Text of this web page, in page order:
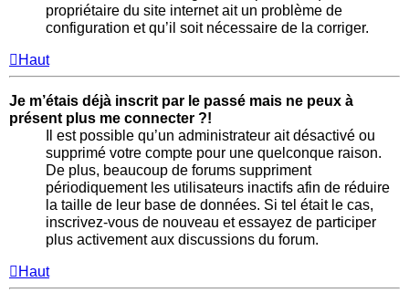
propriétaire du site internet ait un problème de
configuration et qu’il soit nécessaire de la corriger.
Haut
Je m’étais déjà inscrit par le passé mais ne peux à
présent plus me connecter ?!
Il est possible qu’un administrateur ait désactivé ou
supprimé votre compte pour une quelconque raison.
De plus, beaucoup de forums suppriment
périodiquement les utilisateurs inactifs afin de réduire
la taille de leur base de données. Si tel était le cas,
inscrivez-vous de nouveau et essayez de participer
plus activement aux discussions du forum.
Haut